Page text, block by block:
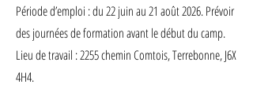
Période d’emploi : du 22 juin au 21 août 2026. Prévoir
des journées de formation avant le début du camp.
Lieu de travail : 2255 chemin Comtois, Terrebonne, J6X
4H4.